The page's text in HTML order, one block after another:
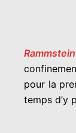
Rammstein
pour la
temps d’y